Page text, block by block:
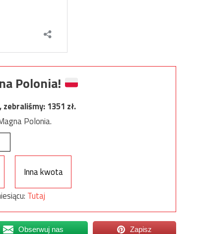
Polonia!
zebraliśmy:1351 zł.
Polonia.
Inna kwota
Tutaj
Obserwuj nas Zapisz